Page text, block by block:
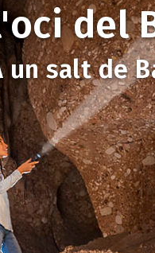
del
un salt de